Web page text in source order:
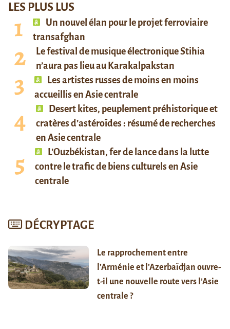
LES PLUS LUS
Un nouvel élan pour le projet ferroviaire
transafghan
Le festival de musique électronique Stihia
n’aura pas lieu au Karakalpakstan
Les artistes russes de moins en moins
accueillis en Asie centrale
Desert kites, peuplement préhistorique et
cratères d’astéroïdes : résumé de recherches
en Asie centrale
L’Ouzbékistan, fer de lance dans la lutte
contre le trafic de biens culturels en Asie
centrale
DÉCRYPTAGE
Le rapprochement entre
l’Arménie et l’Azerbaïdjan ouvre-
t-il une nouvelle route vers l’Asie
centrale ?